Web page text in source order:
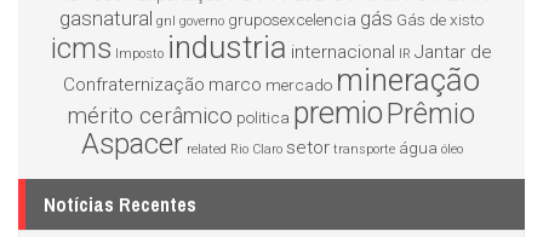
gasnatural gnl governo gruposexcelencia gás Gás de xisto
icms Imposto industria internacional IR Jantar de
Confraternização marco mercado mineração
mérito cerâmico politica premioPrêmio
Aspacer related Rio Claro setor transporte água óleo
Notícias Recentes